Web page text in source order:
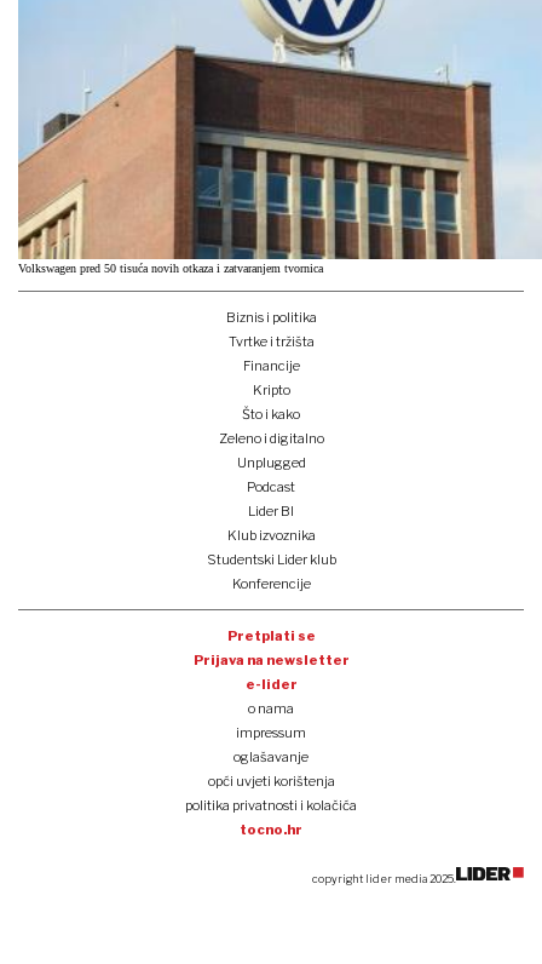
Volkswagen pred 50 tisuća novih otkaza i zatvaranjem tvornica
Biznis i politika
Tvrtke i tržišta
Financije
Kripto
Što i kako
Zeleno i digitalno
Unplugged
Podcast
Lider BI
Klub izvoznika
Studentski Lider klub
Konferencije
Pretplati se
Prijava na newsletter
e-lider
o nama
impressum
oglašavanje
opći uvjeti korištenja
politika privatnosti i kolačića
tocno.hr
copyright lider media 2025.